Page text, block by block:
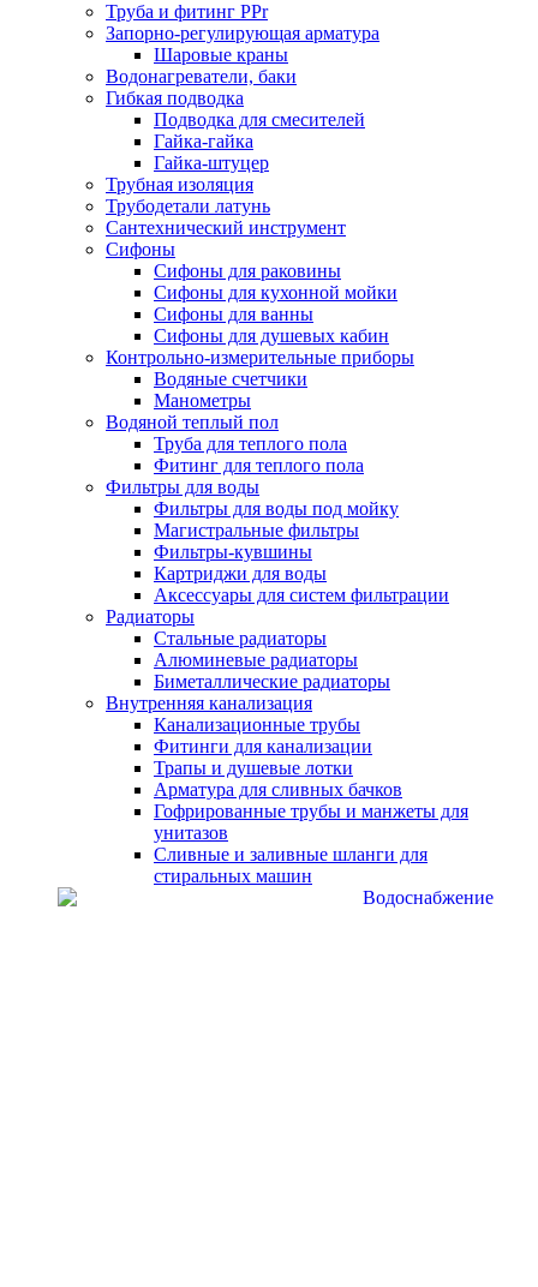
Труба и фитинг PPr
Запорно-регулирующая арматура
Шаровые краны
Водонагреватели, баки
Гибкая подводка
Подводка для смесителей
Гайка-гайка
Гайка-штуцер
Трубная изоляция
Трубодетали латунь
Сантехнический инструмент
Сифоны
Сифоны для раковины
Сифоны для кухонной мойки
Сифоны для ванны
Сифоны для душевых кабин
Контрольно-измерительные приборы
Водяные счетчики
Манометры
Водяной теплый пол
Труба для теплого пола
Фитинг для теплого пола
Фильтры для воды
Фильтры для воды под мойку
Магистральные фильтры
Фильтры-кувшины
Картриджи для воды
Аксессуары для систем фильтрации
Радиаторы
Стальные радиаторы
Алюминевые радиаторы
Биметаллические радиаторы
Внутренняя канализация
Канализационные трубы
Фитинги для канализации
Трапы и душевые лотки
Арматура для сливных бачков
Гофрированные трубы и манжеты для
унитазов
Сливные и заливные шланги для
стиральных машин